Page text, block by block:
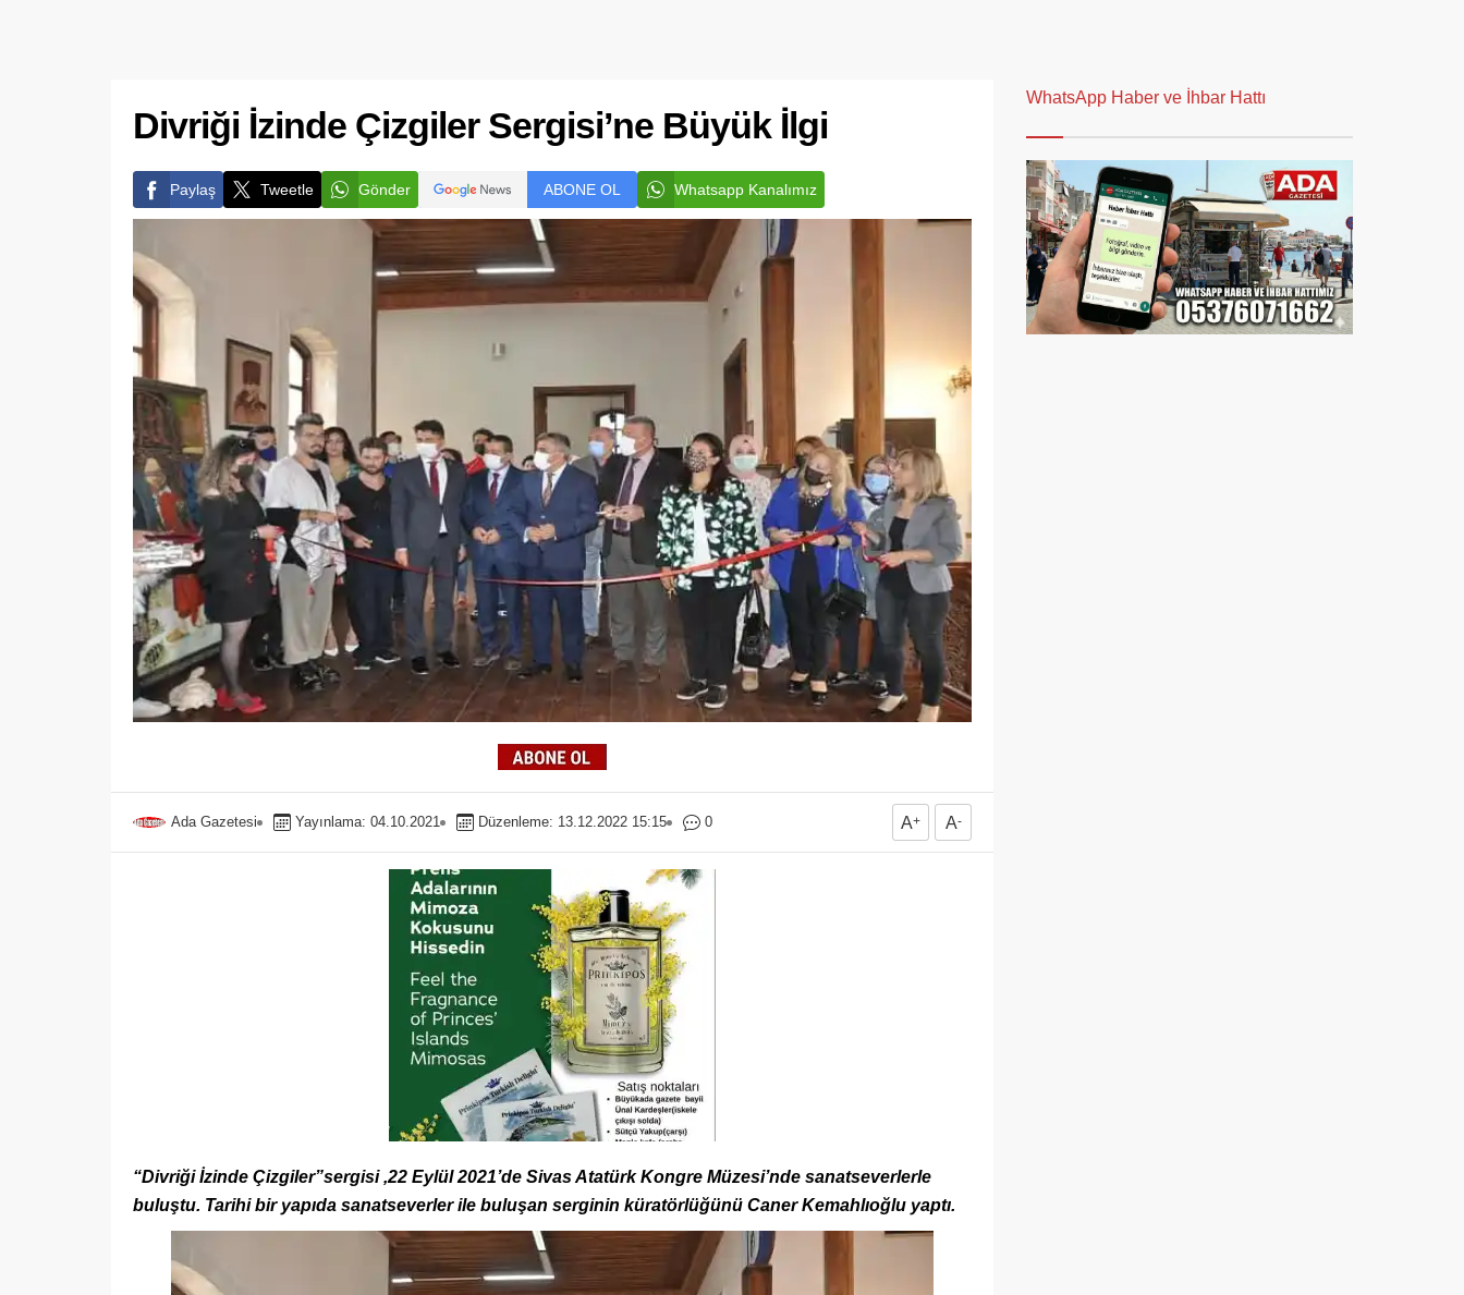
Divriği İzinde Çizgiler Sergisi’ne Büyük İlgi
Paylaş Tweetle Gönder ABONE OL Whatsapp Kanalımız
Ada Gazetesi Yayınlama: 04.10.2021 Düzenleme: 13.12.2022 15:15 0 A+ A-
“Divriği İzinde Çizgiler”sergisi ,22 Eylül 2021’de Sivas Atatürk Kongre Müzesi’nde sanatseverlerle
buluştu. Tarihi bir yapıda sanatseverler ile buluşan serginin küratörlüğünü Caner Kemahlıoğlu yaptı.
WhatsApp Haber ve İhbar Hattı